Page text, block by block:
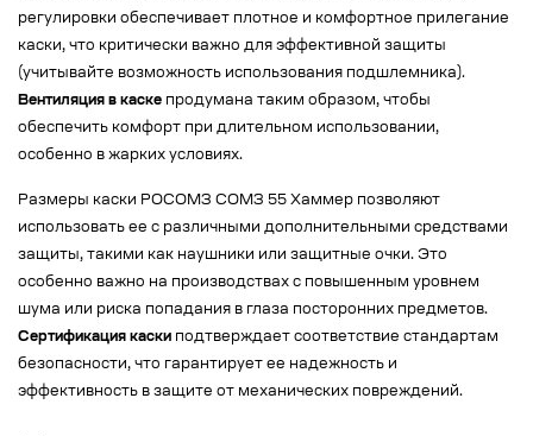
регулировки обеспечивает плотное и комфортное прилегание
каски, что критически важно для эффективной защиты
(учитывайте возможность использования подшлемника).
Вентиляция в каске продумана таким образом, чтобы
обеспечить комфорт при длительном использовании,
особенно в жарких условиях.
Размеры каски РОСОМЗ СОМЗ 55 Хаммер позволяют
использовать ее с различными дополнительными средствами
защиты, такими как наушники или защитные очки. Это
особенно важно на производствах с повышенным уровнем
шума или риска попадания в глаза посторонних предметов.
Сертификация каски подтверждает соответствие стандартам
безопасности, что гарантирует ее надежность и
эффективность в защите от механических повреждений.